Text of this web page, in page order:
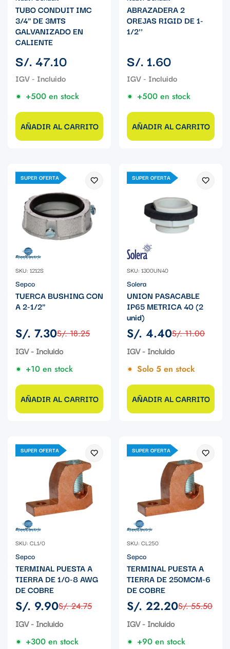
TUBO CONDUIT IMC
3/4" DE 3MTS
GALVANIZADO EN
CALIENTE
Precio
regular
S/. 47.10
+500 en stock
AÑADIR AL CARRITO
ABRAZADERA 2
OREJAS RIGID DE 1-
1/2''
Precio
regular
S/. 1.60
+500 en stock
AÑADIR AL CARRITO
SUPER OFERTA
SKU: 1212S
Sepco
TUERCA BUSHING CON
A 2-1/2"
Precio
de
S/. 7.30
Precio
regular
S/. 18.25
IGV - Incluido
+10 en stock
AÑADIR AL CARRITO
SUPER OFERTA
SKU: 1300UN40
Solera
UNION PASACABLE
IP65 METRICA 40 (2
unid)
Precio
de
S/. 4.40
Precio
regular
S/. 11.00
IGV - Incluido
Solo 5 en stock
AÑADIR AL CARRITO
SUPER OFERTA
SKU: CL1/0
Sepco
TERMINAL PUESTA A
TIERRA DE 1/0-8 AWG
DE COBRE
Precio
de
S/. 9.90
Precio
regular
S/. 24.75
IGV - Incluido
+300 en stock
SUPER OFERTA
SKU: CL250
Sepco
TERMINAL PUESTA A
TIERRA DE 250MCM-6
DE COBRE
Precio
de
S/. 22.20
Precio
regular
S/. 55.50
IGV - Incluido
+90 en stock